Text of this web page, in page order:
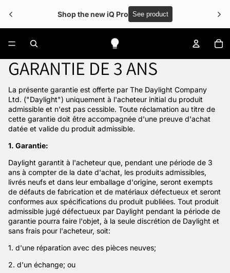
Shop the new iQ Pro See product
GARANTIE DE 3 ANS
La présente garantie est offerte par The Daylight Company
Ltd. ("Daylight") uniquement à l'acheteur initial du produit
admissible et n'est pas cessible. Toute réclamation au titre de
cette garantie doit être accompagnée d'une preuve d'achat
datée et valide du produit admissible.
1. Garantie:
Daylight garantit à l'acheteur que, pendant une période de 3
ans à compter de la date d'achat, les produits admissibles,
livrés neufs et dans leur emballage d'origine, seront exempts
de défauts de fabrication et de matériaux défectueux et seront
conformes aux spécifications du produit publiées. Tout produit
admissible jugé défectueux par Daylight pendant la période de
garantie pourra faire l'objet, à la seule discrétion de Daylight et
sans frais pour l'acheteur, soit:
1. d'une réparation avec des pièces neuves;
2. d'un échange; ou